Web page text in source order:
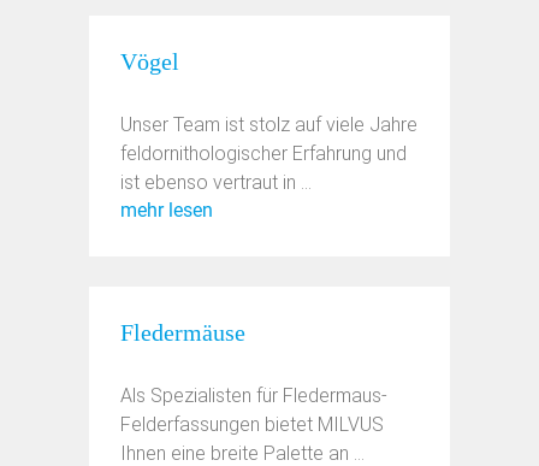
Vögel
Unser Team ist stolz auf viele Jahre
feldornithologischer Erfahrung und
ist ebenso vertraut in ...
mehr lesen
Fledermäuse
Als Spezialisten für Fledermaus-
Felderfassungen bietet MILVUS
Ihnen eine breite Palette an ...